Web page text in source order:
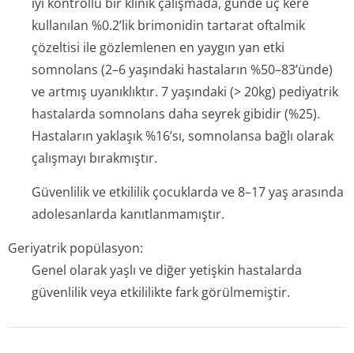
kullanılan %0.2’lik brimonidin tartarat oftalmik
çözeltisi ile gözlemlenen en yaygın yan etki
somnolans (2–6 yaşındaki hastaların %50–83’ünde)
ve artmış uyanıklıktır. 7 yaşındaki (> 20kg) pediyatrik
hastalarda somnolans daha seyrek gibidir (%25).
Hastaların yaklaşık %16’sı, somnolansa bağlı olarak
çalışmayı bırakmıştır.
Güvenlilik ve etkililik çocuklarda ve 8–17 yaş arasında
adolesanlarda kanıtlanmamıştır.
Geriyatrik popülasyon:
Genel olarak yaşlı ve diğer yetişkin hastalarda
güvenlilik veya etkililikte fark görülmemiştir.